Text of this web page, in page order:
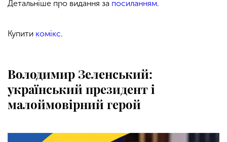
Детальніше про видання за посиланням.
Купити комікс.
Володимир Зеленський:
український президент і
малоймовірний герой